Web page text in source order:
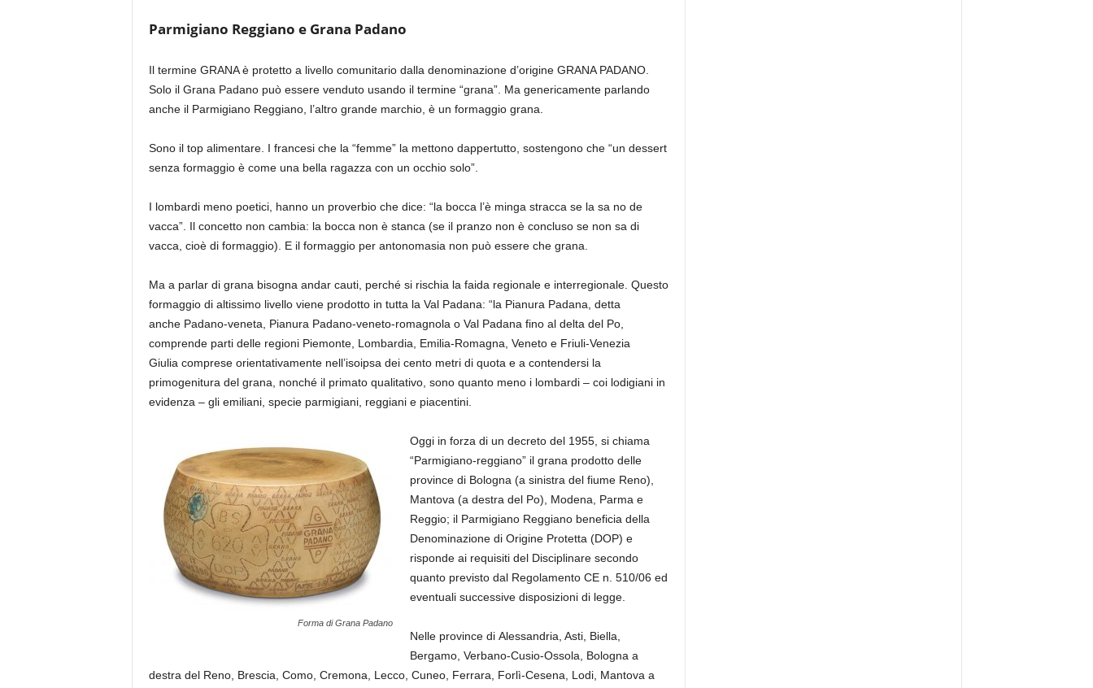
Parmigiano Reggiano e Grana Padano
Il termine GRANA è protetto a livello comunitario dalla denominazione d’origine GRANA PADANO.
Solo il Grana Padano può essere venduto usando il termine “grana”. Ma genericamente parlando
anche il Parmigiano Reggiano, l’altro grande marchio, è un formaggio grana.
Sono il top alimentare. I francesi che la “femme”la mettono dappertutto, sostengono che “un dessert
senza formaggio è come una bella ragazza con un occhio solo”.
I lombardi meno poetici, hanno un proverbio che dice: “la bocca l’è minga stracca se la sa no de
vacca”. Il concetto non cambia: la bocca non è stanca (se il pranzo non è concluso se non sa di
vacca, cioè di formaggio) . E il formaggio per antonomasia non può essere che grana.
Ma a parlar di grana bisogna andar cauti, perché si rischia la faida regionale e interregionale. Questo
formaggio di altissimo livello vieneprodotto in tutta la Val Padana: “la Pianura Padana , detta
anche Padano-veneta Pianura Padano-veneto-romagnola o Val Padana fino al delta del Po,
comprende parti delle regioni Piemonte, Lombardia Emilia-Romagna Venetoe Friuli-Venezia
Giulia comprese orientativamente nell’isoipsa dei cento metri di quota ea contendersi la
primogenitura del grana, nonché il primato qualitativo, sono quanto meno i lombardi – coi lodigiani in
evidenza – gli emiliani, specie parmigiani, reggiani e piacentini.
Forma di Grana Padano
Oggi in forza di un decreto del 1955, si chiama
“Parmigiano-reggiano” il grana prodotto delle
province di Bologna (a sinistra del fiume Reno),
Mantova (a destra del Po), Modena, Parma e
Reggio; il Parmigiano Reggiano beneficia della
Denominazione di Origine Protetta (DOP) e
risponde ai requisiti del Disciplinare secondo
quanto previsto dal Regolamento CE n. 510/06 ed
eventuali successive disposizioni di legge.
Nelle province di Alessandria, Asti, Biella,
Bergamo, Verbano-Cusio-Ossola, Bologna a
destra del Reno, Brescia, Como, Cremona, Lecco, Cuneo, Ferrara, Forlì-Cesena, Lodi, Mantova a